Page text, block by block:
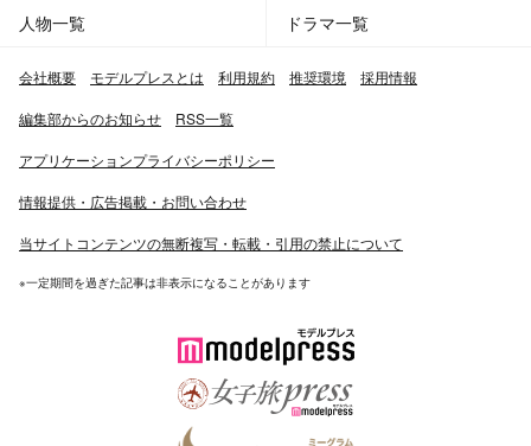
人物一覧 ドラマ一覧
会社概要 モデルプレスとは 利用規約 推奨環境 採用情報
編集部からのお知らせ RSS一覧
アプリケーションプライバシーポリシー
情報提供・広告掲載・お問い合わせ
当サイトコンテンツの無断複写・転載・引用の禁止について
※一定期間を過ぎた記事は非表示になることがあります